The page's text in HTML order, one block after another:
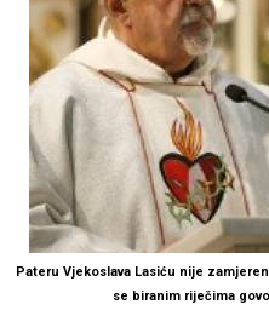
Pateru Vjekoslava Lasiću nije
se biranim riječima